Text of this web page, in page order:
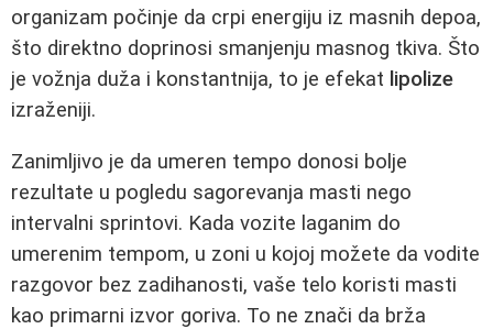
organizam počinje da crpi energiju iz masnih depoa,
što direktno doprinosi smanjenju masnog tkiva. Što
je vožnja duža i konstantnija, to je efekat lipolize
izraženiji.
Zanimljivo je da umeren tempo donosi bolje
rezultate u pogledu sagorevanja masti nego
intervalni sprintovi. Kada vozite laganim do
umerenim tempom, u zoni u kojoj možete da vodite
razgovor bez zadihanosti, vaše telo koristi masti
kao primarni izvor goriva. To ne znači da brža